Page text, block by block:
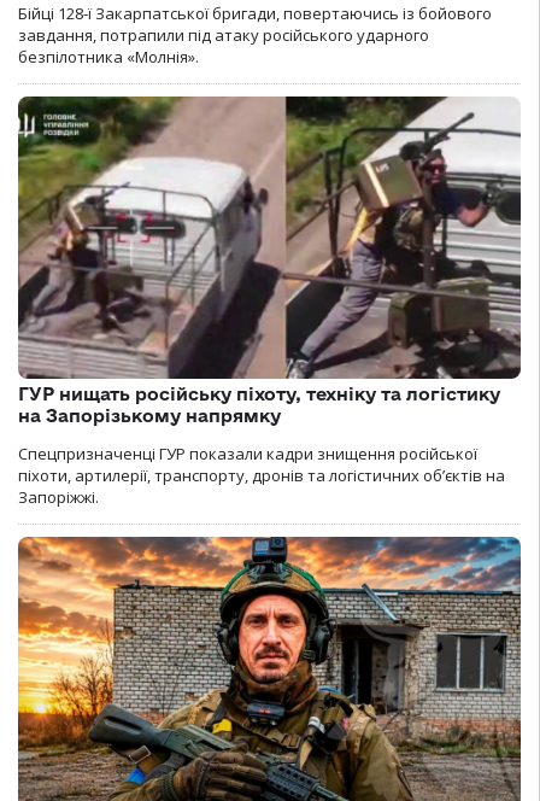
Бійці 128-ї Закарпатської бригади, повертаючись із бойового
завдання, потрапили під атаку російського ударного
безпілотника «Молнія».
ГУР нищать російську піхоту, техніку та логістику
на Запорізькому напрямку
Спецпризначенці ГУР показали кадри знищення російської
піхоти, артилерії, транспорту, дронів та логістичних об’єктів на
Запоріжжі.